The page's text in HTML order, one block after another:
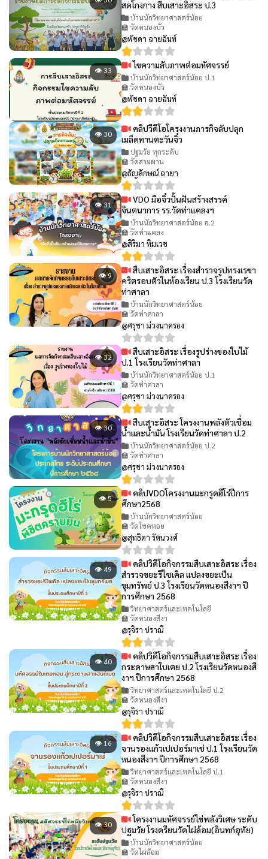
สดโกงกาง สืบเสาะอิสระ ป.3
บ้านนักวิทยาศาสตร์น้อย
🏫 วัดหนองบัว
@พัชดา ฉายฉันท์
👁 33 ไขความลับภาพต่อมหัศจรรย์
บ้านนักวิทยาศาสตร์น้อย ป.1
🏫 วัดหนองบัว
@พัชดา ฉายฉันท์
👁 30
คลิปวีดีโอโครงงานภารกิจลับปลุก
เมล็ดทานตะวันจิ๋ว
ปฐมวัย ทุกระดับ
🏫 วัดสามผาน
@ธัญลักษณ์ ฉายา
👁 31
VDO มือจิ๋วปั้นฝันสร้างสรรค์
จินตนาการ รร.วัดท่าแคลงฯ
บ้านนักวิทยาศาสตร์น้อย อ.2
🏫 วัดท่าแคลง
@สิริมา ทิมเวช
👁 9
สืบเสาะอิสระ เรื่องสำรวจรูปทรงเรขา
คริตรอบตัวในห้องเรียน ป.3 โรงเรียนวัด
ท่าศาลา
บ้านนักวิทยาศาสตร์น้อย
🏫 วัดท่าศาลา
@ศรุชา ม่วงนาครอง
👁 32
สืบเสาะอิสระ เรื่องรูปร่างของใบไม้
ป.1 โรงเรียนวัดท่าศาลา
บ้านนักวิทยาศาสตร์น้อย ป.1
🏫 วัดท่าศาลา
@ศรุชา ม่วงนาครอง
👁 30
สืบเสาะอิสระ โครงงานพลังตัวเชื่อม
น้ำและน้ำมัน โรงเรียนวัดท่าศาลา ป.2
บ้านนักวิทยาศาสตร์น้อย ป.2
🏫 วัดท่าศาลา
@ศรุชา ม่วงนาครอง
👁 5
คลิปVDOโครงงานมะกรูดฮีโร่ปีการ
ศึกษา2568
บ้านนักวิทยาศาสตร์น้อย
🏫 วัดโขดหอย
@สุทธิดา รัตนวงศ์
👁 49
คลิปวิดีโอกิจกรรมสืบเสาะอิสระ เรื่อง
สำรวจขยะรีไซเคิล แปลงขยะเป็น
ขุมทรัพย์ ป.3 โรงเรียนวัดหนองสีงาฯ ปี
การศึกษา 2568
วิทยาศาสตร์และเทคโนโลยี
🏫 วัดหนองสีงา
@รุจิรา ปราณี
👁 40
คลิปวิดีโอกิจกรรมสืบเสาะอิสระ เรื่อง
กระดาษสาใบเตย ป.2 โรงเรียนวัดหนองสี
งาฯ ปีการศึกษา 2568
วิทยาศาสตร์และเทคโนโลยี ป.2
🏫 วัดหนองสีงา
@รุจิรา ปราณี
👁 16
คลิปวิดีโอกิจกรรมสืบเสาะอิสระ เรื่อง
จานรองแก้วเปเปอร์มาเช่ ป.1 โรงเรียนวัด
หนองสีงาฯ ปีการศึกษา 2568
วิทยาศาสตร์และเทคโนโลยี ป.1
🏫 วัดหนองสีงา
@รุจิรา ปราณี
👁 30
โครงงานมหัศจรรย์ไข่พลังวิเศษ ระดับ
ปฐมวัย โรงดรียนวัดไผ่ล้อม(อินทก์อุทัย)
บ้านนักวิทยาศาสตร์น้อย
🏫 วัดไผ่ล้อม